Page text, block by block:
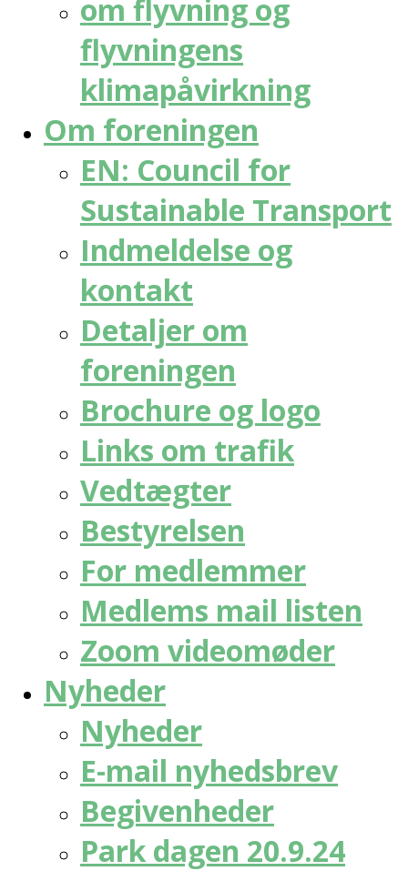
om flyvning og
flyvningens
klimapåvirkning
Om foreningen
EN: Council for
Sustainable Transport
Indmeldelse og
kontakt
Detaljer om
foreningen
Brochure og logo
Links om trafik
Vedtægter
Bestyrelsen
For medlemmer
Medlems mail listen
Zoom videomøder
Nyheder
Nyheder
E-mail nyhedsbrev
Begivenheder
Park dagen 20.9.24